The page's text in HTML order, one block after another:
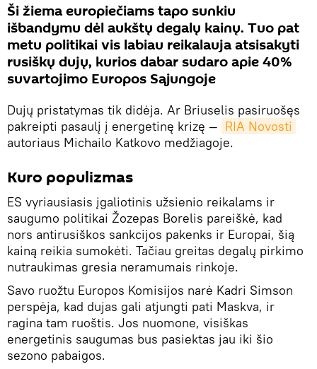
Ši žiema europiečiams tapo sunkiu
išbandymu dėl aukštų degalų kainų. Tuo pat
metu politikai vis labiau reikalauja atsisakyti
rusiškų dujų, kurios dabar sudaro apie 40%
suvartojimo Europos Sąjungoje
Dujų pristatymas tik didėja. Ar Briuselis pasiruošęs
pakreipti pasaulį į energetinę krizę — RIA Novosti
autoriaus Michailo Katkovo medžiagoje.
Kuro populizmas
ES vyriausiasis įgaliotinis užsienio reikalams ir
saugumo politikai Žozepas Borelis pareiškė, kad
nors antirusiškos sankcijos pakenks ir Europai, šią
kainą reikia sumokėti. Tačiau greitas degalų pirkimo
nutraukimas gresia neramumais rinkoje.
Savo ruožtu Europos Komisijos narė Kadri Simson
perspėja, kad dujas gali atjungti pati Maskva, ir
ragina tam ruoštis. Jos nuomone, visiškas
energetinis saugumas bus pasiektas jau iki šio
sezono pabaigos.